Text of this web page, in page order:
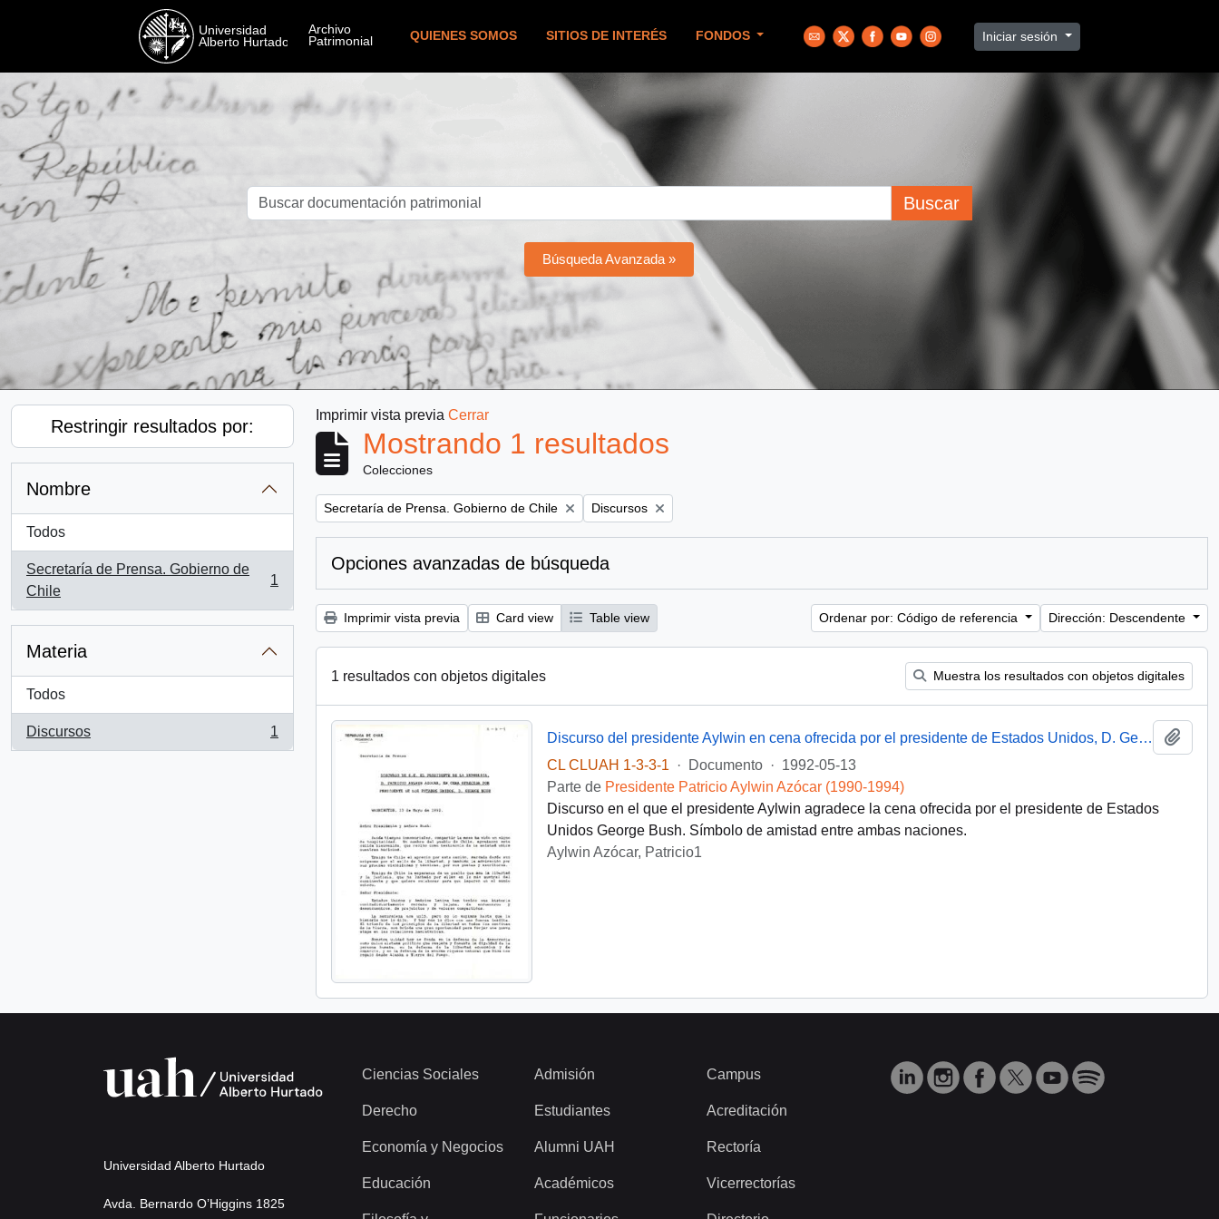
QUIENES SOMOS SITIOS DE INTERÉS FONDOS Iniciar sesión
Buscar
Búsqueda Avanzada »
Restringir resultados por:
Nombre
Todos
Secretaría de Prensa. Gobierno de
Chile
, 1 resultados
1
Materia
Todos
Discursos
, 1 resultados
1
Imprimir vista previa Cerrar
Mostrando 1 resultados
Colecciones
Remove filter:
Secretaría de Prensa. Gobierno de Chile Remove filter:
Discursos
Opciones avanzadas de búsqueda
Imprimir vista previa Card view Table view Ordenar por: Código de referencia Dirección: Descendente
1 resultados con objetos digitales Muestra los resultados con objetos digitales
Discurso del presidente Aylwin en cena ofrecida por el presidente de Estados Unidos, D. George Bush
CL CLUAH 1-3-3-1
· Documento · 1992-05-13
Parte de Presidente Patricio Aylwin Azócar (1990-1994)
Discurso en el que el presidente Aylwin agradece la cena ofrecida por el presidente de Estados
Unidos George Bush. Símbolo de amistad entre ambas naciones.
Aylwin Azócar, Patricio1
Universidad Alberto Hurtado
Avda. Bernardo O’Higgins 1825
Ciencias Sociales
Derecho
Economía y Negocios
Educación
Admisión
Estudiantes
Alumni UAH
Académicos
Campus
Acreditación
Rectoría
Vicerrectorías